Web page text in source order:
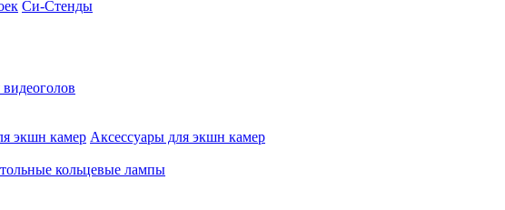
Си-Стенды
экшн камер Аксессуары для экшн камер
кольцевые лампы